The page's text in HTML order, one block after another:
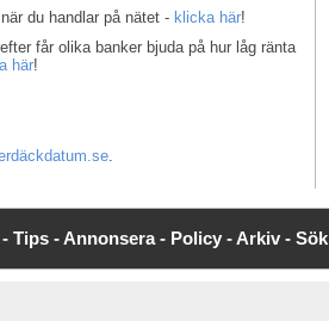
du handlar på nätet - klicka här!
får olika banker bjuda på hur låg ränta
här!
.
Tips -Annonsera - Policy -Arkiv - Sök